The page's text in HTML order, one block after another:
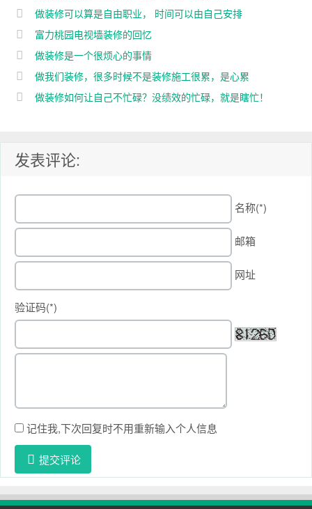
做装修可以算是自由职业， 时间可以由自己安排
富力桃园电视墙装修的回忆
做装修是一个很烦心的事情
做我们装修，很多时候不是装修施工很累，是心累
做装修如何让自己不忙碌？没绩效的忙碌，就是瞎忙！
发表评论:
名称(*)
邮箱
网址
验证码(*)
记住我,下次回复时不用重新输入个人信息
提交评论